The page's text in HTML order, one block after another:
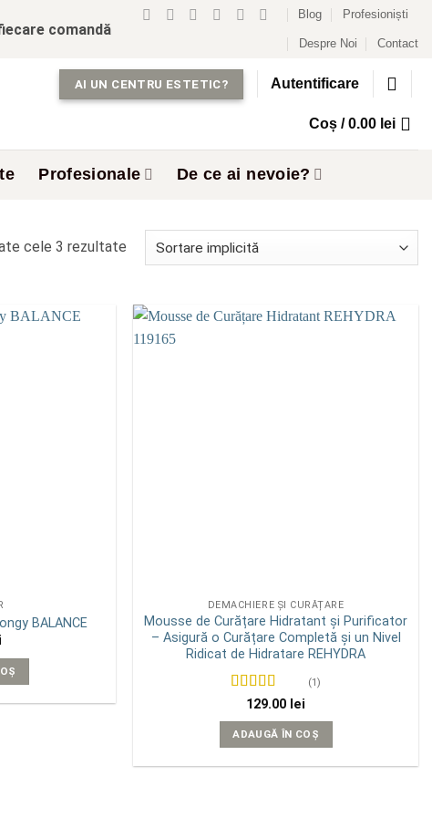
comandă
Blog Profesioniști
Despre Noi Contact
AI UN CENTRU ESTETIC? Autentificare
Coș /0.00 lei
Profesionale De ce ai nevoie?
cele 3 rezultate
BALANCE
DEMACHIERE ȘI CURĂȚARE
Mousse de Curățare Hidratant și Purificator
– Asigură o Curățare Completă și un Nivel
Ridicat de Hidratare REHYDRA
Evaluat la5
(1)
129.00 lei
ADAUGĂ ÎN COȘ